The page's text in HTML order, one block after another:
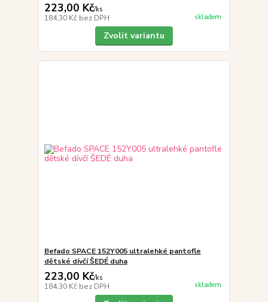
223,00 Kč/ks
184,30 Kč bez DPH skladem
Zvolit variantu
Befado SPACE 152Y005 ultralehké pantofle
dětské dívčí ŠEDÉ duha
223,00 Kč/ks
184,30 Kč bez DPH skladem